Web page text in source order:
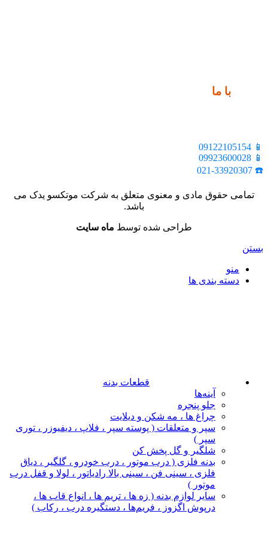
با ما
📱 09122105154
📱 09923600028
☎️ 021-33920307
تمامی حقوق مادی و معنوی متعلق به شرکت موتکسو یدک می
باشد.
طراحی شده توسط ماه سایت
بستن
منو
دسته بندی ها
قطعات بدنه
آینه‌ها
جلو پنجره
چراغ‌ ها ، مه‌ شکن و دیلایت
سپر و متعلقات ( پوسته سپر ، فلاپ ، دیفیوزر ، توری
سپر )
شلگیر و گل‌ پخش‌ کن
بدنه فلزی ( درب موتور ، درب خودرو ، گلگیر ، دیاق
فلزی ، سینی فن ، سینی بالا رادیاتور ، لولا و قفل درب
موتور )
سایر لوازم بدنه ( زه ها ، تریم ها ، انواع قاب ها ،
درپوش اگزوز ، فریم‌ها ، دستگیره درب ، رکاب )